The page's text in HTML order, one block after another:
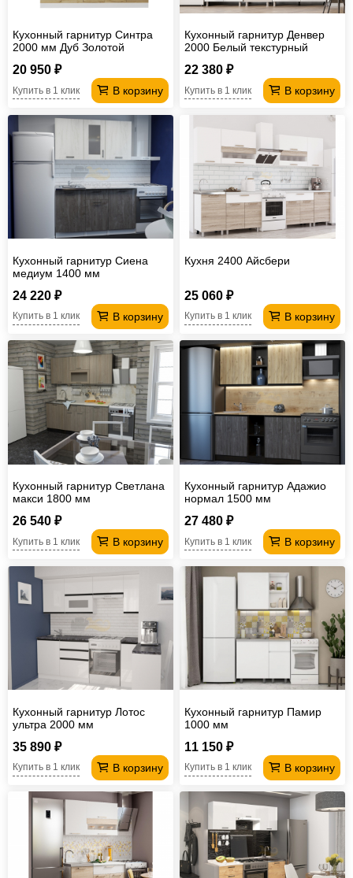
Кухонный гарнитур Синтра
2000 мм Дуб Золотой
20 950 ₽
В корзину
Купить в 1 клик
Кухонный гарнитур Денвер
2000 Белый текстурный
22 380 ₽
В корзину
Купить в 1 клик
Кухонный гарнитур Сиена
медиум 1400 мм
24 220 ₽
В корзину
Купить в 1 клик
Кухня 2400 Айсбери
25 060 ₽
В корзину
Купить в 1 клик
Кухонный гарнитур Светлана
макси 1800 мм
26 540 ₽
В корзину
Купить в 1 клик
Кухонный гарнитур Адажио
нормал 1500 мм
27 480 ₽
В корзину
Купить в 1 клик
Кухонный гарнитур Лотос
ультра 2000 мм
35 890 ₽
В корзину
Купить в 1 клик
Кухонный гарнитур Памир
1000 мм
11 150 ₽
В корзину
Купить в 1 клик